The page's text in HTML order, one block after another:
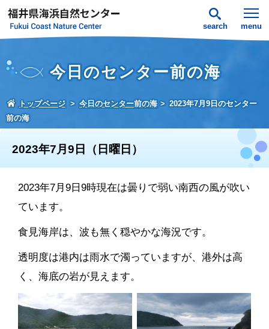
search menu
今日のセンター前の海
トップページ 今日のセンター前の海
2023年7月9日のセンター
前の海
2023年7月9日（日曜日）
2023年7月9日9時現在は曇りで弱い南西の風が吹い
ています。
食見海岸は、波も無く穏やかな海況です。
透明度は港内は雨水で濁っていますが、港外は高
く、海底の岩が見えます。